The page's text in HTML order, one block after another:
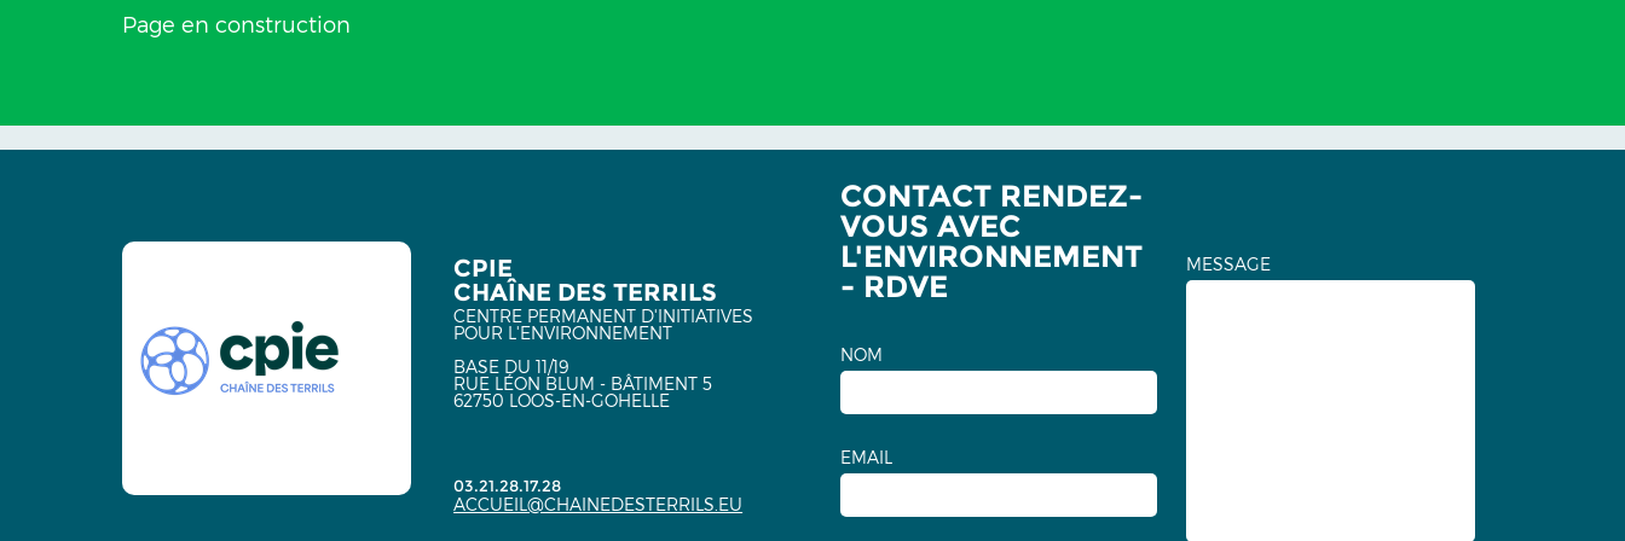
Page en construction
CPIE
CHAÎNE DES TERRILS
CENTRE PERMANENT D'INITIATIVES
POUR L'ENVIRONNEMENT
BASE DU 11/19
RUE LÉON BLUM - BÂTIMENT 5
62750 LOOS-EN-GOHELLE
03.21.28.17.28
ACCUEIL@CHAINEDESTERRILS.EU
CONTACT RENDEZ-
VOUS AVEC
L'ENVIRONNEMENT
- RDVE
NOM
EMAIL
MESSAGE